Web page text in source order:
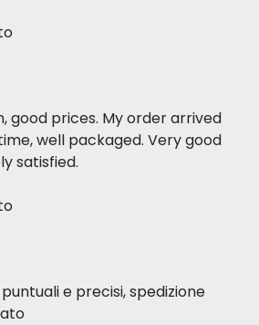
good prices. My order arrived
well packaged. Very good
satisfied.
e precisi, spedizione